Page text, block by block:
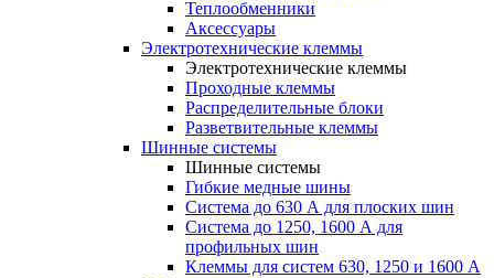
Теплообменники
Аксессуары
Электротехнические клеммы
Электротехнические клеммы
Проходные клеммы
Распределительные блоки
Разветвительные клеммы
Шинные системы
Шинные системы
Гибкие медные шины
Система до 630 А для плоских шин
Система до 1250, 1600 А для
профильных шин
Клеммы для систем 630, 1250 и 1600 А